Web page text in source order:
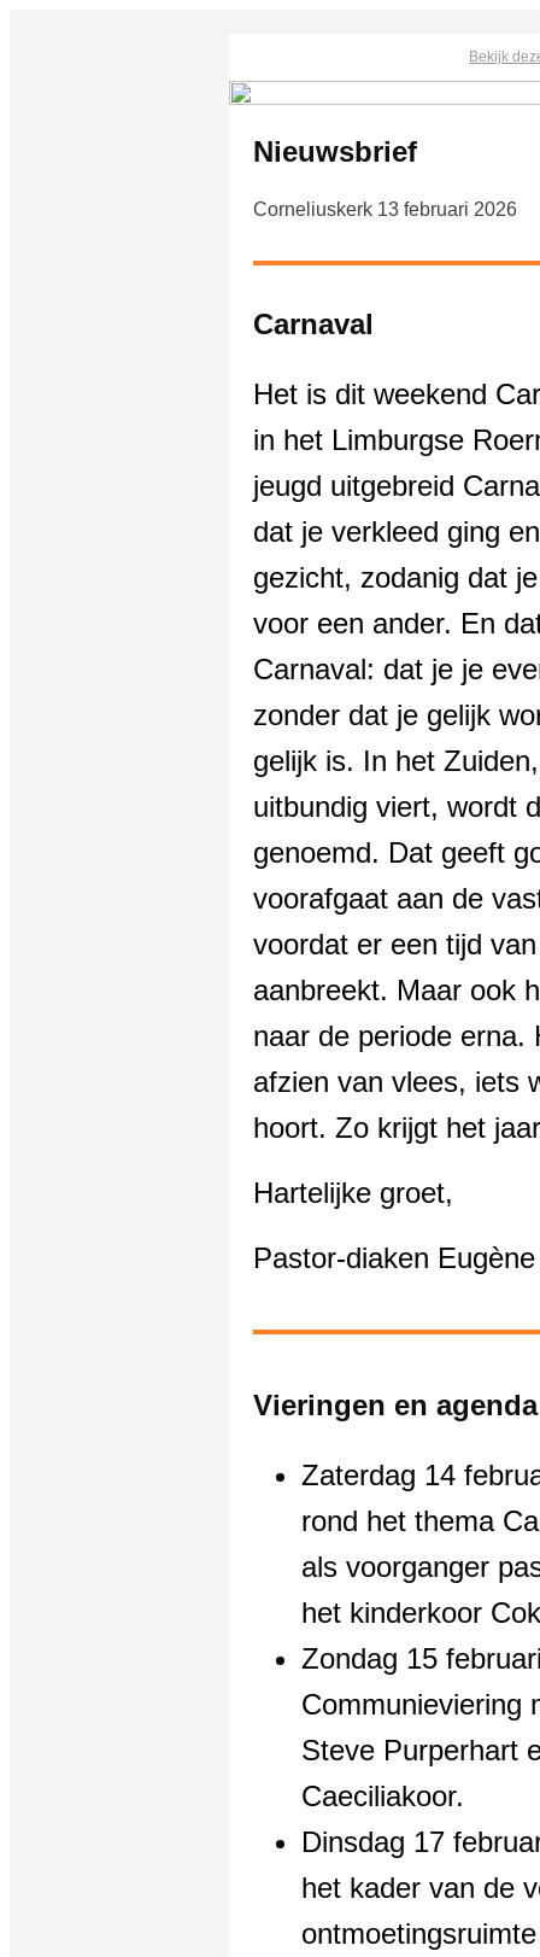
Bekijk
Nieuwsbrief
Corneliuskerk 13 februari 2026
Carnaval
Het is dit weekend
in het Limburgse
jeugd uitgebreid
dat je verkleed ging
gezicht, zodanig dat
voor een ander. En
Carnaval: dat je je
zonder dat je gelijk
gelijk is. In het
uitbundig viert, wordt
genoemd. Dat geeft
voorafgaat aan de
voordat er een tijd
aanbreekt. Maar ook
naar de periode erna.
afzien van vlees, iets
hoort. Zo krijgt het
Hartelijke groet,
Pastor-diaken
Vieringen en agenda
Zaterdag 14
rond het thema
als voorganger
het kinderkoor
Zondag 15
Communieviering
Steve Purperhart
Caeciliakoor.
Dinsdag 17
het kader van de